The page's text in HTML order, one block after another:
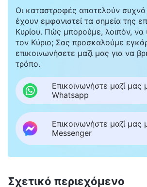
αποδοκιμασία του θρησκευτικού
κυβερνόντων δυνάμεων. Αυτοί που
μαρτυρούν το νέο έργο του Θεού,
χαρακτηριστούν με κάθε είδους
υποτιμητικό όρο, καθώς επίσης και
ανελέητη καταπίεση. Αυτό το
στην Καινή Διαθήκη: προκειμένου
ανθρωπότητα από τον κίνδυνο της
παράβαση των νόμων που δεν
τηρήσουν, ο Θεός ενσαρκώθηκε ως
Οι καταστροφές αποτελούν συχνό
έχουν εμφανιστεί τα σημεία της
Κυρίου. Πώς μπορούμε, λοιπόν,
τον Κύριο; Σας προσκαλούμε
επικοινωνήσετε μαζί μας για να
τρόπο.
Επικοινωνήστε μαζί μας
Whatsapp
Επικοινωνήστε μαζί μας
Messenger
Σχετικό περιεχόμενο